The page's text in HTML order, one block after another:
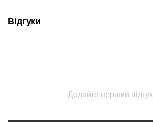
Відгуки
Додайте перший відгук